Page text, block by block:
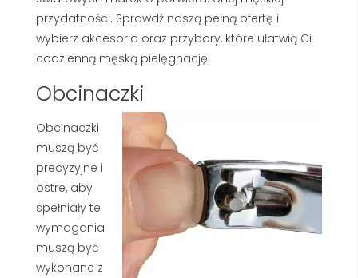
przydatności. Sprawdź naszą pełną ofertę i
wybierz akcesoria oraz przybory, które ułatwią Ci
codzienną męską pielęgnację.
Obcinaczki
Obcinaczki
muszą być
precyzyjne i
ostre, aby
spełniały te
wymagania
muszą być
wykonane z